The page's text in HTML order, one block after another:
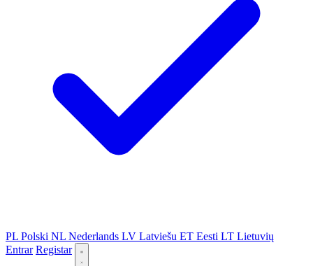
PL Polski NL Nederlands LV Latviešu ET Eesti LT Lietuvių
Entrar Registar